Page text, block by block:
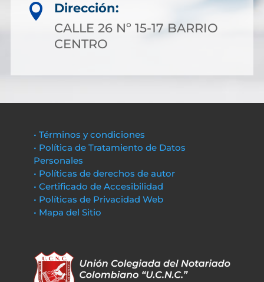

Dirección:
CALLE 26 Nº 15-17 BARRIO
CENTRO
• Términos y condiciones
• Política de Tratamiento de Datos
Personales
• Políticas de derechos de autor
• Certificado de Accesibilidad
• Políticas de Privacidad Web
• Mapa del Sitio